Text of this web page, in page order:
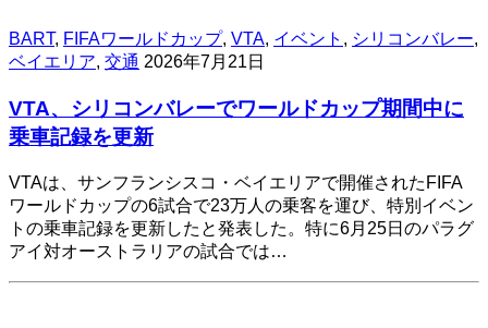
BART, FIFAワールドカップ, VTA, イベント , シリコンバレー,
ベイエリア, 交通 2026年7月21日
VTA、シリコンバレーでワールドカップ期間中に
乗車記録を更新
VTAは、サンフランシスコ・ベイエリアで開催されたFIFA
ワールドカップの6試合で23万人の乗客を運び、特別イベン
トの乗車記録を更新したと発表した。特に6月25日のパラグ
アイ対オーストラリアの試合では…